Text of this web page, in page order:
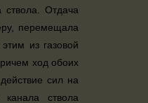
Отдача
перемещала
из газовой
ход обоих
сил на
ствола